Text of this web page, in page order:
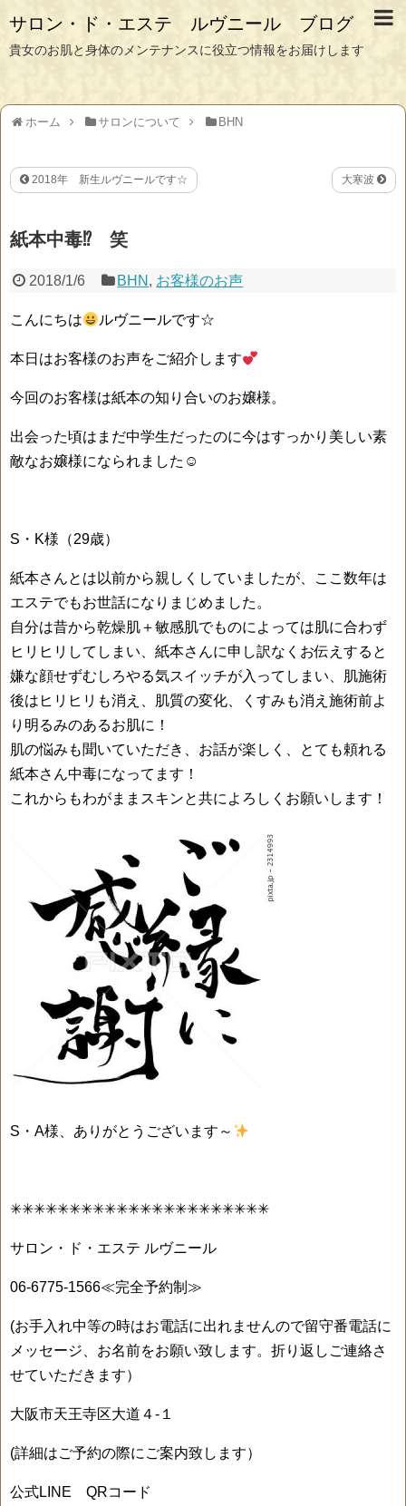
サロン・ド・エステ ルヴニール ブログ
貴女のお肌と身体のメンテナンスに役立つ情報をお届けします
ホーム サロンについて BHN
2018年 新生ルヴニールです☆ 大寒波
紙本中毒⁉ 笑
2018/1/6 BHN , お客様のお声
こんにちは ルヴニールです☆
本日はお客様のお声をご紹介します
今回のお客様は紙本の知り合いのお嬢様。
出会った頃はまだ中学生だったのに今はすっかり美しい素
敵なお嬢様になられました☺
S・K様（29歳）
紙本さんとは以前から親しくしていましたが、ここ数年は
エステでもお世話になりまじめました。
自分は昔から乾燥肌＋敏感肌でものによっては肌に合わず
ヒリヒリしてしまい、紙本さんに申し訳なくお伝えすると
嫌な顔せずむしろやる気スイッチが入ってしまい、肌施術
後はヒリヒリも消え、肌質の変化、くすみも消え施術前よ
り明るみのあるお肌に！
肌の悩みも聞いていただき、お話が楽しく、とても頼れる
紙本さん中毒になってます！
これからもわがままスキンと共によろしくお願いします！
S・A様、ありがとうございます～
✳✳✳✳✳✳✳✳✳✳✳✳✳✳✳✳✳✳✳✳✳✳
サロン・ド・エステ ルヴニール
06-6775-1566≪完全予約制≫
(お手入れ中等の時はお電話に出れませんので留守番電話に
メッセージ、お名前をお願い致します。折り返しご連絡さ
せていただきます）
大阪市天王寺区大道４-１
(詳細はご予約の際にご案内致します）
公式LINE QRコード